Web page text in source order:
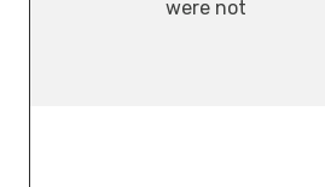
were not